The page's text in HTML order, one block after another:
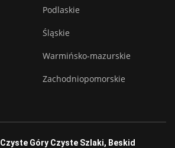
Podlaskie
Śląskie
Warmińsko-mazurskie
Zachodniopomorskie
Czyste Góry Czyste Szlaki, Beskid